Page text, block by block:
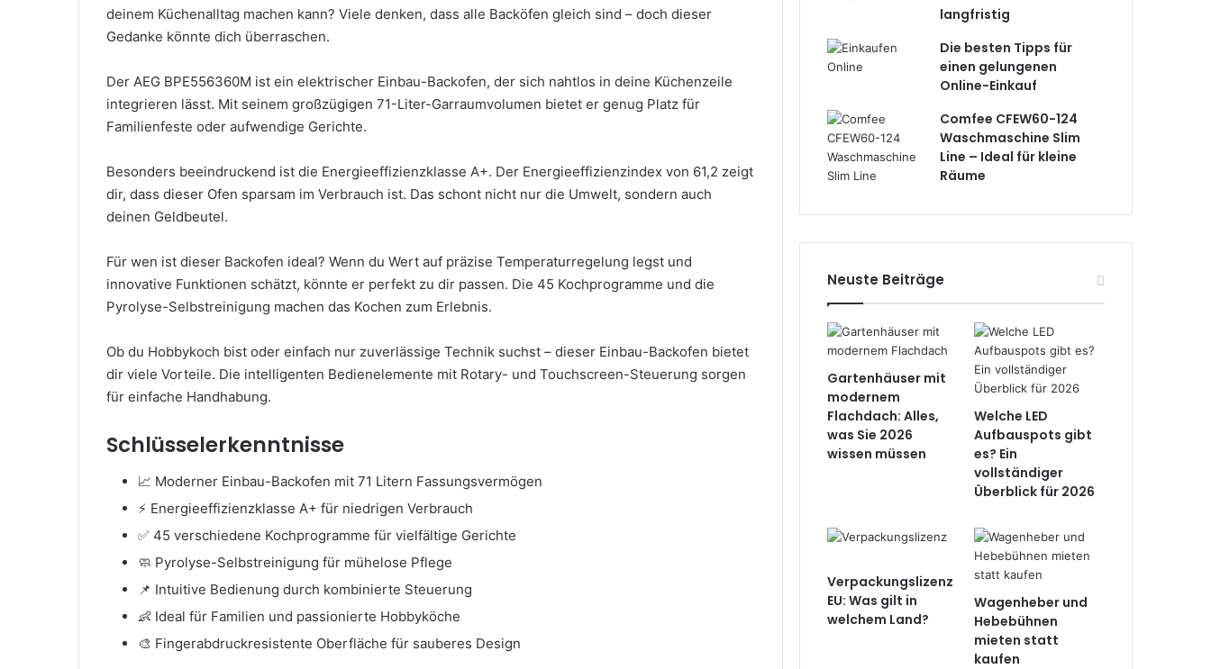
deinem Küchenalltag machen kann? Viele denken, dass alle Backöfen gleich sind – doch dieser
Gedanke könnte dich überraschen.
Der AEG BPE556360M ist ein elektrischer Einbau-Backofen, der sich nahtlos in deine Küchenzeile
integrieren lässt. Mit seinem großzügigen 71-Liter-Garraumvolumen bietet er genug Platz für
Familienfeste oder aufwendige Gerichte.
Besonders beeindruckend ist die Energieeffizienzklasse A+. Der Energieeffizienzindex von 61,2 zeigt
dir, dass dieser Ofen sparsam im Verbrauch ist. Das schont nicht nur die Umwelt, sondern auch
deinen Geldbeutel.
Für wen ist dieser Backofen ideal? Wenn du Wert auf präzise Temperaturregelung legst und
innovative Funktionen schätzt, könnte er perfekt zu dir passen. Die 45 Kochprogramme und die
Pyrolyse-Selbstreinigung machen das Kochen zum Erlebnis.
Ob du Hobbykoch bist oder einfach nur zuverlässige Technik suchst – dieser Einbau-Backofen bietet
dir viele Vorteile. Die intelligenten Bedienelemente mit Rotary- und Touchscreen-Steuerung sorgen
für einfache Handhabung.
Schlüsselerkenntnisse
📈 Moderner Einbau-Backofen mit 71 Litern Fassungsvermögen
⚡ Energieeffizienzklasse A+ für niedrigen Verbrauch
✅ 45 verschiedene Kochprogramme für vielfältige Gerichte
🧼 Pyrolyse-Selbstreinigung für mühelose Pflege
📌 Intuitive Bedienung durch kombinierte Steuerung
👶 Ideal für Familien und passionierte Hobbyköche
🎨 Fingerabdruckresistente Oberfläche für sauberes Design
langfristig
Die besten Tipps für
einen gelungenen
Online-Einkauf
Comfee CFEW60-124
Waschmaschine Slim
Line – Ideal für kleine
Räume
Neuste Beiträge
Gartenhäuser mit
modernem
Flachdach: Alles,
was Sie 2026
wissen müssen
Welche LED
Aufbauspots gibt
es? Ein
vollständiger
Überblick für 2026
Verpackungslizenz
EU: Was gilt in
welchem Land?
Wagenheber und
Hebebühnen
mieten statt
kaufen